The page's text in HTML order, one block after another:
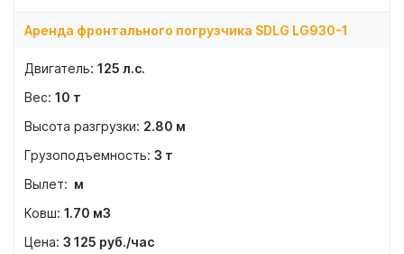
Аренда фронтального погрузчика SDLG LG930-1
125 л.с.
10 т
2.80 м
3 т
м
1.70 м3
3 125 руб./час